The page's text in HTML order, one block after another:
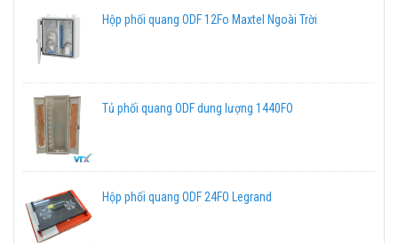
Hộp phối quang ODF 12Fo Maxtel Ngoài Trời
Tủ phối quang ODF dung lượng 1440FO
Hộp phối quang ODF 24FO Legrand